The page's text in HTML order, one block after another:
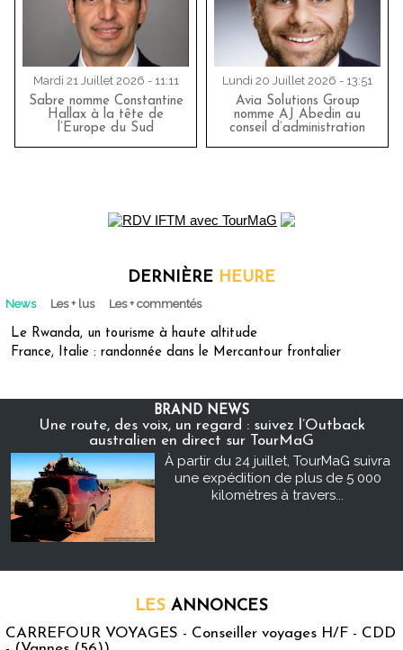
Mardi 21 Juillet 2026 - 11:11
Sabre nomme Constantine
Hallax à la tête de
l’Europe du Sud
Lundi 20 Juillet 2026 - 13:51
Avia Solutions Group
nomme AJ Abedin au
conseil d’administration
DERNIÈRE HEURE
News Les + lus Les + commentés
Le Rwanda, un tourisme à haute altitude
France, Italie : randonnée dans le Mercantour frontalier
BRAND NEWS
Une route, des voix, un regard : suivez l’Outback
australien en direct sur TourMaG
À partir du 24 juillet, TourMaG suivra
une expédition de plus de 5 000
kilomètres à travers...
LES ANNONCES
CARREFOUR VOYAGES - Conseiller voyages H/F - CDD